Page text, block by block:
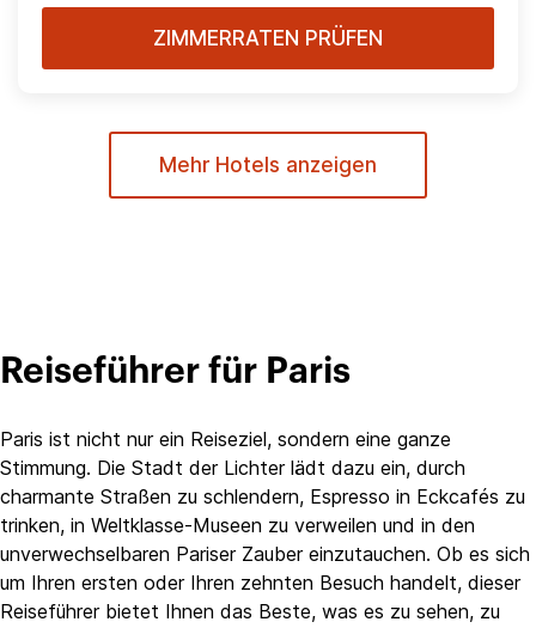
ZIMMERRATEN PRÜFEN
Mehr Hotels anzeigen
Reiseführer für Paris
Paris ist nicht nur ein Reiseziel, sondern eine ganze
Stimmung. Die Stadt der Lichter lädt dazu ein, durch
charmante Straßen zu schlendern, Espresso in Eckcafés zu
trinken, in Weltklasse-Museen zu verweilen und in den
unverwechselbaren Pariser Zauber einzutauchen. Ob es sich
um Ihren ersten oder Ihren zehnten Besuch handelt, dieser
Reiseführer bietet Ihnen das Beste, was es zu sehen, zu